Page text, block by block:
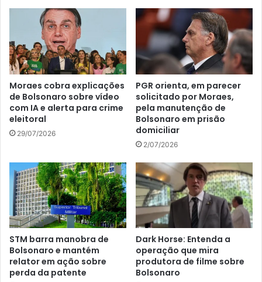
Moraes cobra explicações
de Bolsonaro sobre vídeo
com IA e alerta para crime
eleitoral
29/07/2026
PGR orienta, em parecer
solicitado por Moraes,
pela manutenção de
Bolsonaro em prisão
domiciliar
2/07/2026
STM barra manobra de
Bolsonaro e mantém
relator em ação sobre
perda da patente
Dark Horse: Entenda a
operação que mira
produtora de filme sobre
Bolsonaro